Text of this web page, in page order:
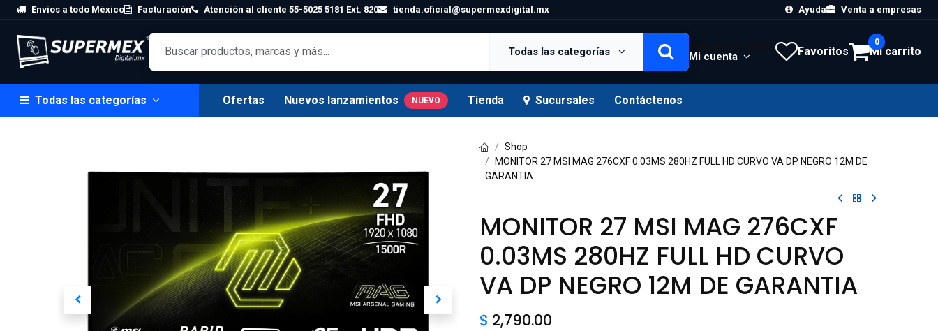
Skip to Content
Envíos a todo México Facturación Atención al cliente 55-5025 5181 Ext. 820 tienda.oficial@supermexdigital.mx Ayuda Venta a empresas
Todas las categorías Mi cuenta Favoritos Mi carrito
0
Todas las categorías Ofertas Nuevos lanzamientos NUEVO Tienda Sucursales Contáctenos
Shop
MONITOR 27 MSI MAG 276CXF 0.03MS 280HZ FULL HD CURVO VA DP NEGRO 12M DE
GARANTIA
MONITOR 27 MSI MAG 276CXF
0.03MS 280HZ FULL HD CURVO
VA DP NEGRO 12M DE GARANTIA
$ 2,790.00